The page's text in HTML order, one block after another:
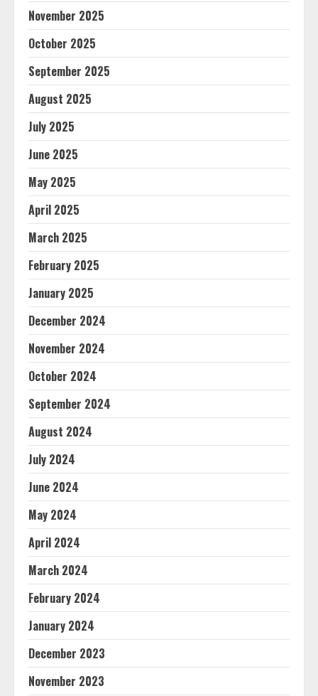
November 2025
October 2025
September 2025
August 2025
July 2025
June 2025
May 2025
April 2025
March 2025
February 2025
January 2025
December 2024
November 2024
October 2024
September 2024
August 2024
July 2024
June 2024
May 2024
April 2024
March 2024
February 2024
January 2024
December 2023
November 2023